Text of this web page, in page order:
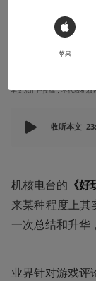
听机核电台《好
2019-
本文系用户投稿，不代表机核
收听本文
机核电台的 《
来某种程度上其
一次总结和升华
业界针对游戏评
 Sign in
苹果